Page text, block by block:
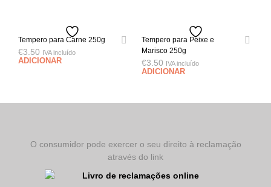
Tempero para Carne 250g
€3.50 IVA incluído
ADICIONAR
Tempero para Peixe e
Marisco 250g
€3.50 IVA incluído
ADICIONAR
O consumidor pode exercer o seu direito à reclamação
através do link